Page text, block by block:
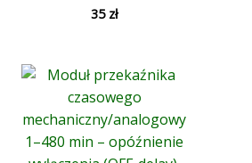
35 zł